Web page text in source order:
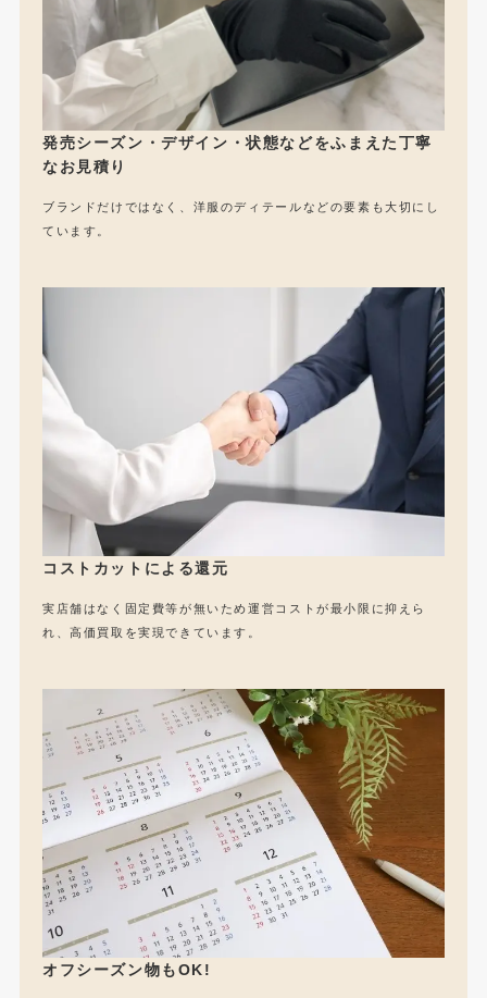
発売シーズン・デザイン・状態などをふまえた丁寧
なお見積り
ブランドだけではなく、洋服のディテールなどの要素も大切にし
ています。
コストカットによる還元
実店舗はなく固定費等が無いため運営コストが最小限に抑えら
れ、高価買取を実現できています。
オフシーズン物もOK!